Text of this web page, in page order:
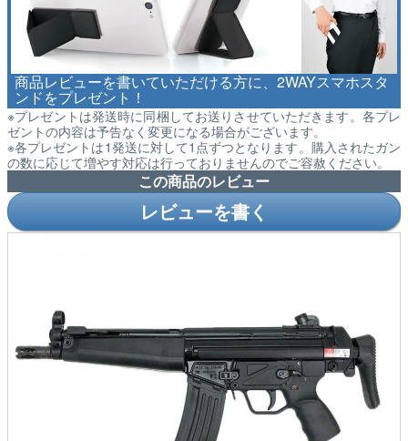
商品レビューを書いていただける方に、2WAYスマホスタ
ンドをプレゼント！
※プレゼントは発送時に同梱してお送りさせていただきます。各プレ
ゼントの内容は予告なく変更になる場合がございます。
※各プレゼントは1発送に対して1点ずつとなります。購入されたガン
の数に応じて増やす対応は行っておりませんのでご容赦ください。
この商品のレビュー
レビューを書く